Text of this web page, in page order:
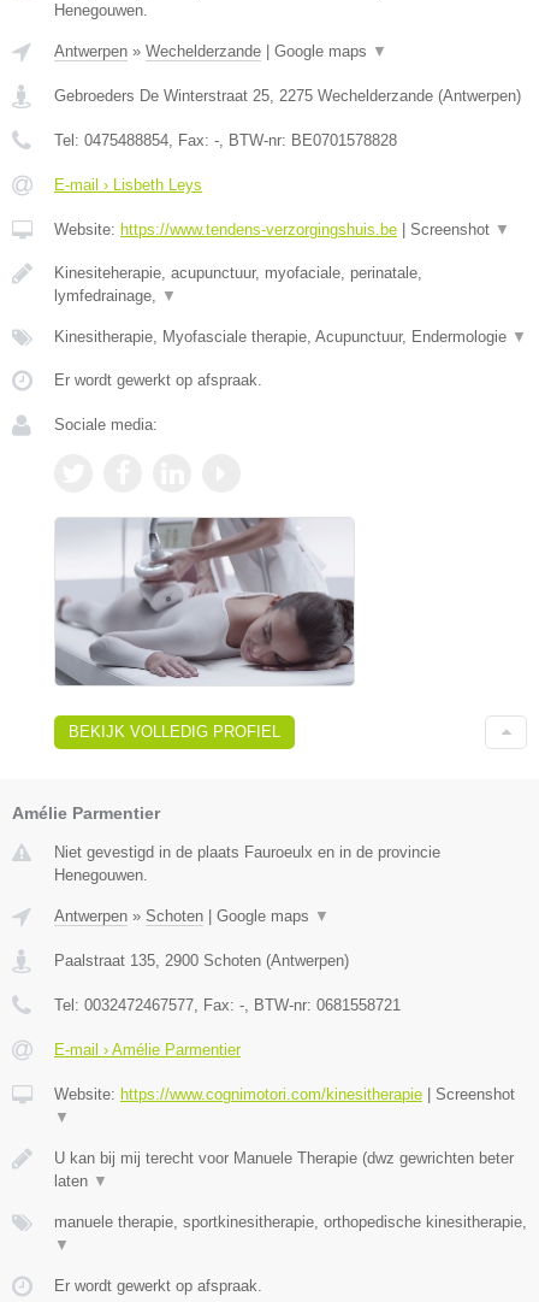
Henegouwen.
Antwerpen » Wechelderzande Google maps ▼
Gebroeders De Winterstraat 25, 2275 Wechelderzande (Antwerpen)
Tel: 0475488854, Fax: -, BTW-nr: BE0701578828
E-mail › Lisbeth Leys
Website: https://www.tendens-verzorgingshuis.be Screenshot ▼
Kinesiteherapie, acupunctuur, myofaciale, perinatale,
lymfedrainage, ▼
Kinesitherapie, Myofasciale therapie, Acupunctuur, Endermologie ▼
Er wordt gewerkt op afspraak.
Sociale media:
BEKIJK VOLLEDIG PROFIEL
Amélie Parmentier
Niet gevestigd in de plaats Fauroeulx en in de provincie
Henegouwen.
Antwerpen » Schoten Google maps ▼
Paalstraat 135, 2900 Schoten (Antwerpen)
Tel: 0032472467577, Fax: -, BTW-nr: 0681558721
E-mail › Amélie Parmentier
Website: https://www.cognimotori.com/kinesitherapie
Screenshot
▼
U kan bij mij terecht voor Manuele Therapie (dwz gewrichten beter
laten ▼
manuele therapie, sportkinesitherapie, orthopedische kinesitherapie,
▼
Er wordt gewerkt op afspraak.